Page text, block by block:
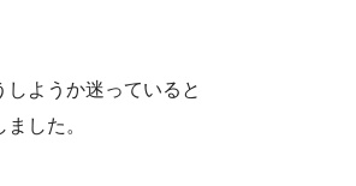
ようか迷っていると
した。